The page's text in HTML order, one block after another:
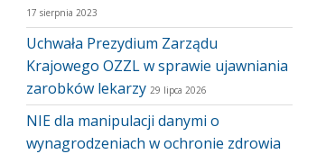
17 sierpnia 2023
Uchwała Prezydium Zarządu
Krajowego OZZL w sprawie ujawniania
zarobków lekarzy 29 lipca 2026
NIE dla manipulacji danymi o
wynagrodzeniach w ochronie zdrowia